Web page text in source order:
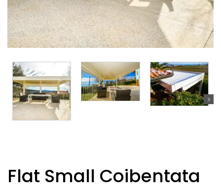
Flat Small Coibentata